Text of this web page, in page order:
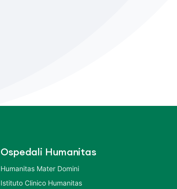
Ospedali Humanitas
Humanitas Mater Domini
Istituto Clinico Humanitas